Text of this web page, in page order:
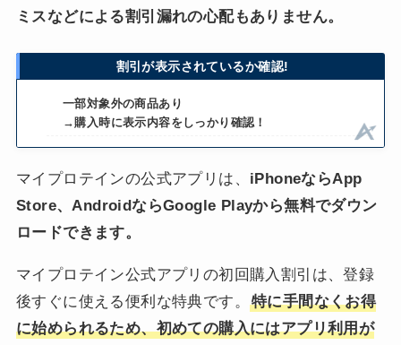
ミスなどによる割引漏れの心配もありません。
割引が表示されているか確認!
一部対象外の商品あり
→購入時に表示内容をしっかり確認！
マイプロテインの公式アプリは、 iPhoneならApp
Store、AndroidならGoogle Playから無料でダウン
ロードできます。
マイプロテイン公式アプリの初回購入割引は、登録
後すぐに使える便利な特典です。
特に手間なくお得
に始められるため、初めての購入にはアプリ利用が